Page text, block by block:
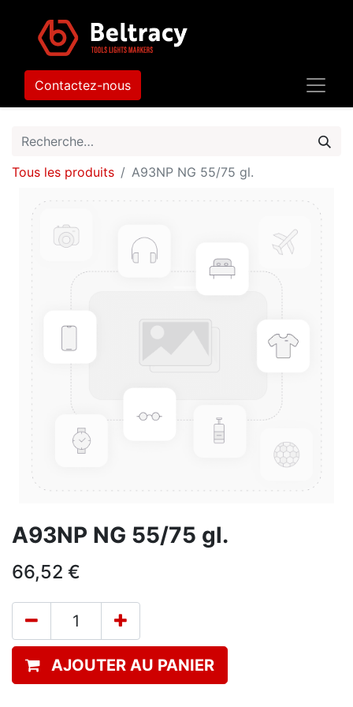
Contactez-nous
Tous les produits A93NP NG 55/75 gl.
A93NP NG 55/75 gl.
66,52 €
AJOUTER AU PANIER